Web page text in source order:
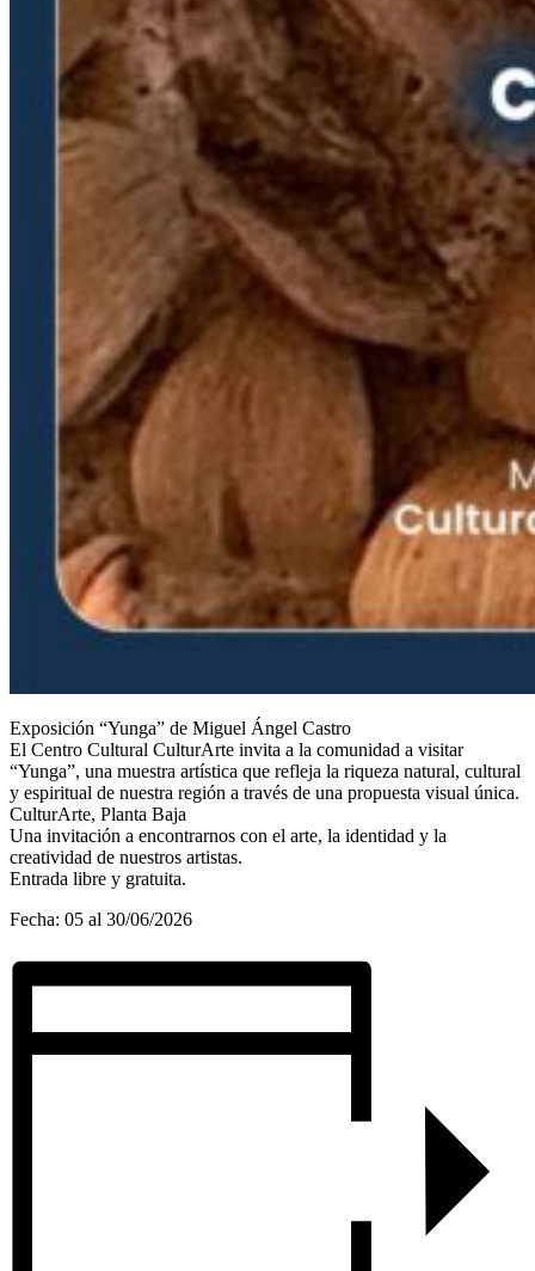
Exposición “Yunga” de Miguel Ángel Castro
El Centro Cultural CulturArte invita a la comunidad a visitar
“Yunga”, una muestra artística que refleja la riqueza natural, cultural
y espiritual de nuestra región a través de una propuesta visual única.
CulturArte, Planta Baja
Una invitación a encontrarnos con el arte, la identidad y la
creatividad de nuestros artistas.
Entrada libre y gratuita.
Fecha: 05 al 30/06/2026